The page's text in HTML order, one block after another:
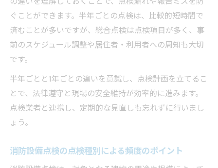
ぐことができます。半年ごとの点検は、比較的短時間で
済むことが多いですが、総合点検は点検項目が多く、事
前のスケジュール調整や居住者・利用者への周知も大切
です。
半年ごとと1年ごとの違いを意識し、点検計画を立てるこ
とで、法律遵守と現場の安全維持が効率的に進みます。
点検業者と連携し、定期的な見直しも忘れずに行いまし
ょう。
消防設備点検の点検種別による頻度のポイント